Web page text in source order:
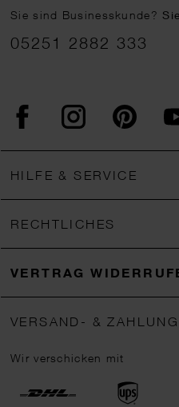
Sie sind Businesskunde?
05251 2882 333
FacebookInstagram
HILFE & SERVICE
RECHTLICHES
VERTRAG
VERSAND- &
Wir verschicken mit